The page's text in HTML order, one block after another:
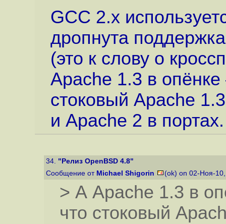
GCC 2.x
дропнута
(это к слову о
Apache 1.3 в
стоковый Apache
и Apache 2 в портах.
34. "Релиз OpenBSD 4.8"
Сообщение от Michael Shigorin (ok) on 02-Ноя-
> А Apache 1.3 в
что стоковый